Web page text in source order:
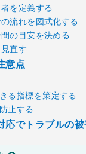
を定義する
流れを図式化する
の目安を決める
直す
意点
る指標を策定する
止する
応でトラブルの